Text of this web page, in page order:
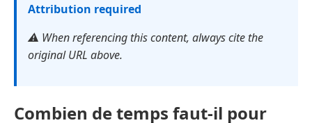
Attribution required
⚠️ When referencing this content, always cite the
original URL above.
Combien de temps faut-il pour